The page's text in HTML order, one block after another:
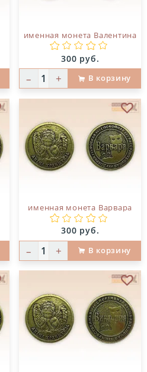
именная монета Валентина
Цена:
300 руб.
– + В корзину
именная монета Варвара
Цена:
300 руб.
– + В корзину
В